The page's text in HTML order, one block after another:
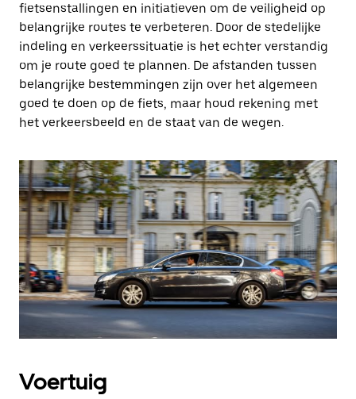
fietsenstallingen en initiatieven om de veiligheid op
belangrijke routes te verbeteren. Door de stedelijke
indeling en verkeerssituatie is het echter verstandig
om je route goed te plannen. De afstanden tussen
belangrijke bestemmingen zijn over het algemeen
goed te doen op de fiets, maar houd rekening met
het verkeersbeeld en de staat van de wegen.
Voertuig